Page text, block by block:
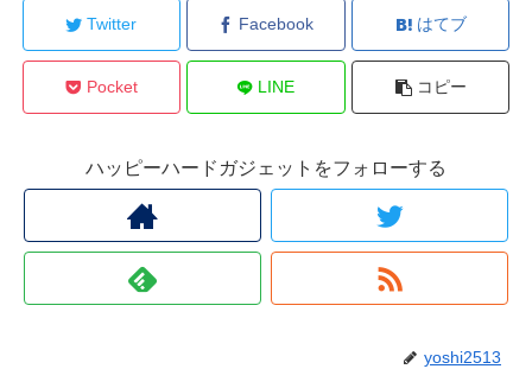
Twitter Facebook はてブ
Pocket LINE コピー
ハッピーハードガジェットをフォローする
yoshi2513